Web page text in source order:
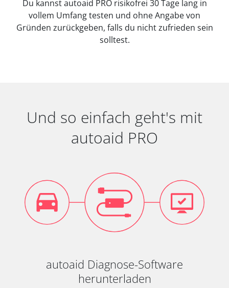
Du kannst autoaid PRO risikofrei 30 Tage lang in
vollem Umfang testen und ohne Angabe von
Gründen zurückgeben, falls du nicht zufrieden sein
solltest.
Und so einfach geht's mit
autoaid PRO
autoaid Diagnose-Software
herunterladen